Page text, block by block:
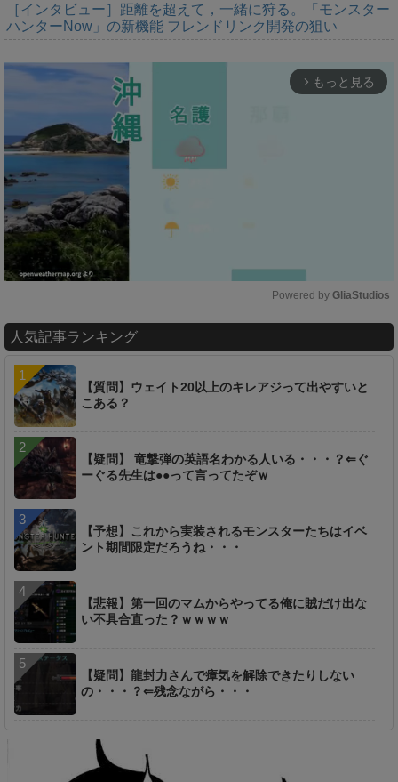
［インタビュー］距離を超えて，一緒に狩る。「モンスター
ハンターNow」の新機能 フレンドリンク開発の狙い
arrow_forward_ios もっと見る
u
e
Powered by GliaStudios
人気記事ランキング
【質問】ウェイト20以上のキレアジって出やすいと
こある？
【疑問】 竜撃弾の英語名わかる人いる・・・？⇐ぐ
ーぐる先生は●●って言ってたぞｗ
【予想】これから実装されるモンスターたちはイベ
ント期間限定だろうね・・・
【悲報】第一回のマムからやってる俺に賊だけ出な
い不具合直った？ｗｗｗｗ
【疑問】龍封力さんで瘴気を解除できたりしない
の・・・？⇐残念ながら・・・